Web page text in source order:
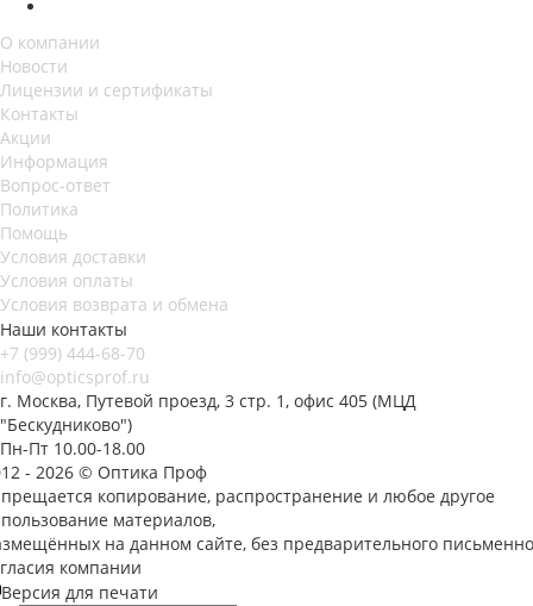
О компании
Новости
Лицензии и сертификаты
Контакты
Акции
Информация
Вопрос-ответ
Политика
Помощь
Условия доставки
Условия оплаты
Условия возврата и обмена
Наши контакты
+7 (999) 444-68-70
info@opticsprof.ru
г. Москва, Путевой проезд, 3 стр. 1, офис 405 (МЦД
"Бескудниково")
Пн-Пт 10.00-18.00
- 2026 © Оптика Проф
копирование, распространение и любое другое
материалов,
на данном сайте, без предварительного
компании
Версия для печати